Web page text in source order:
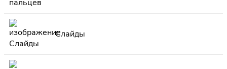
Слайды